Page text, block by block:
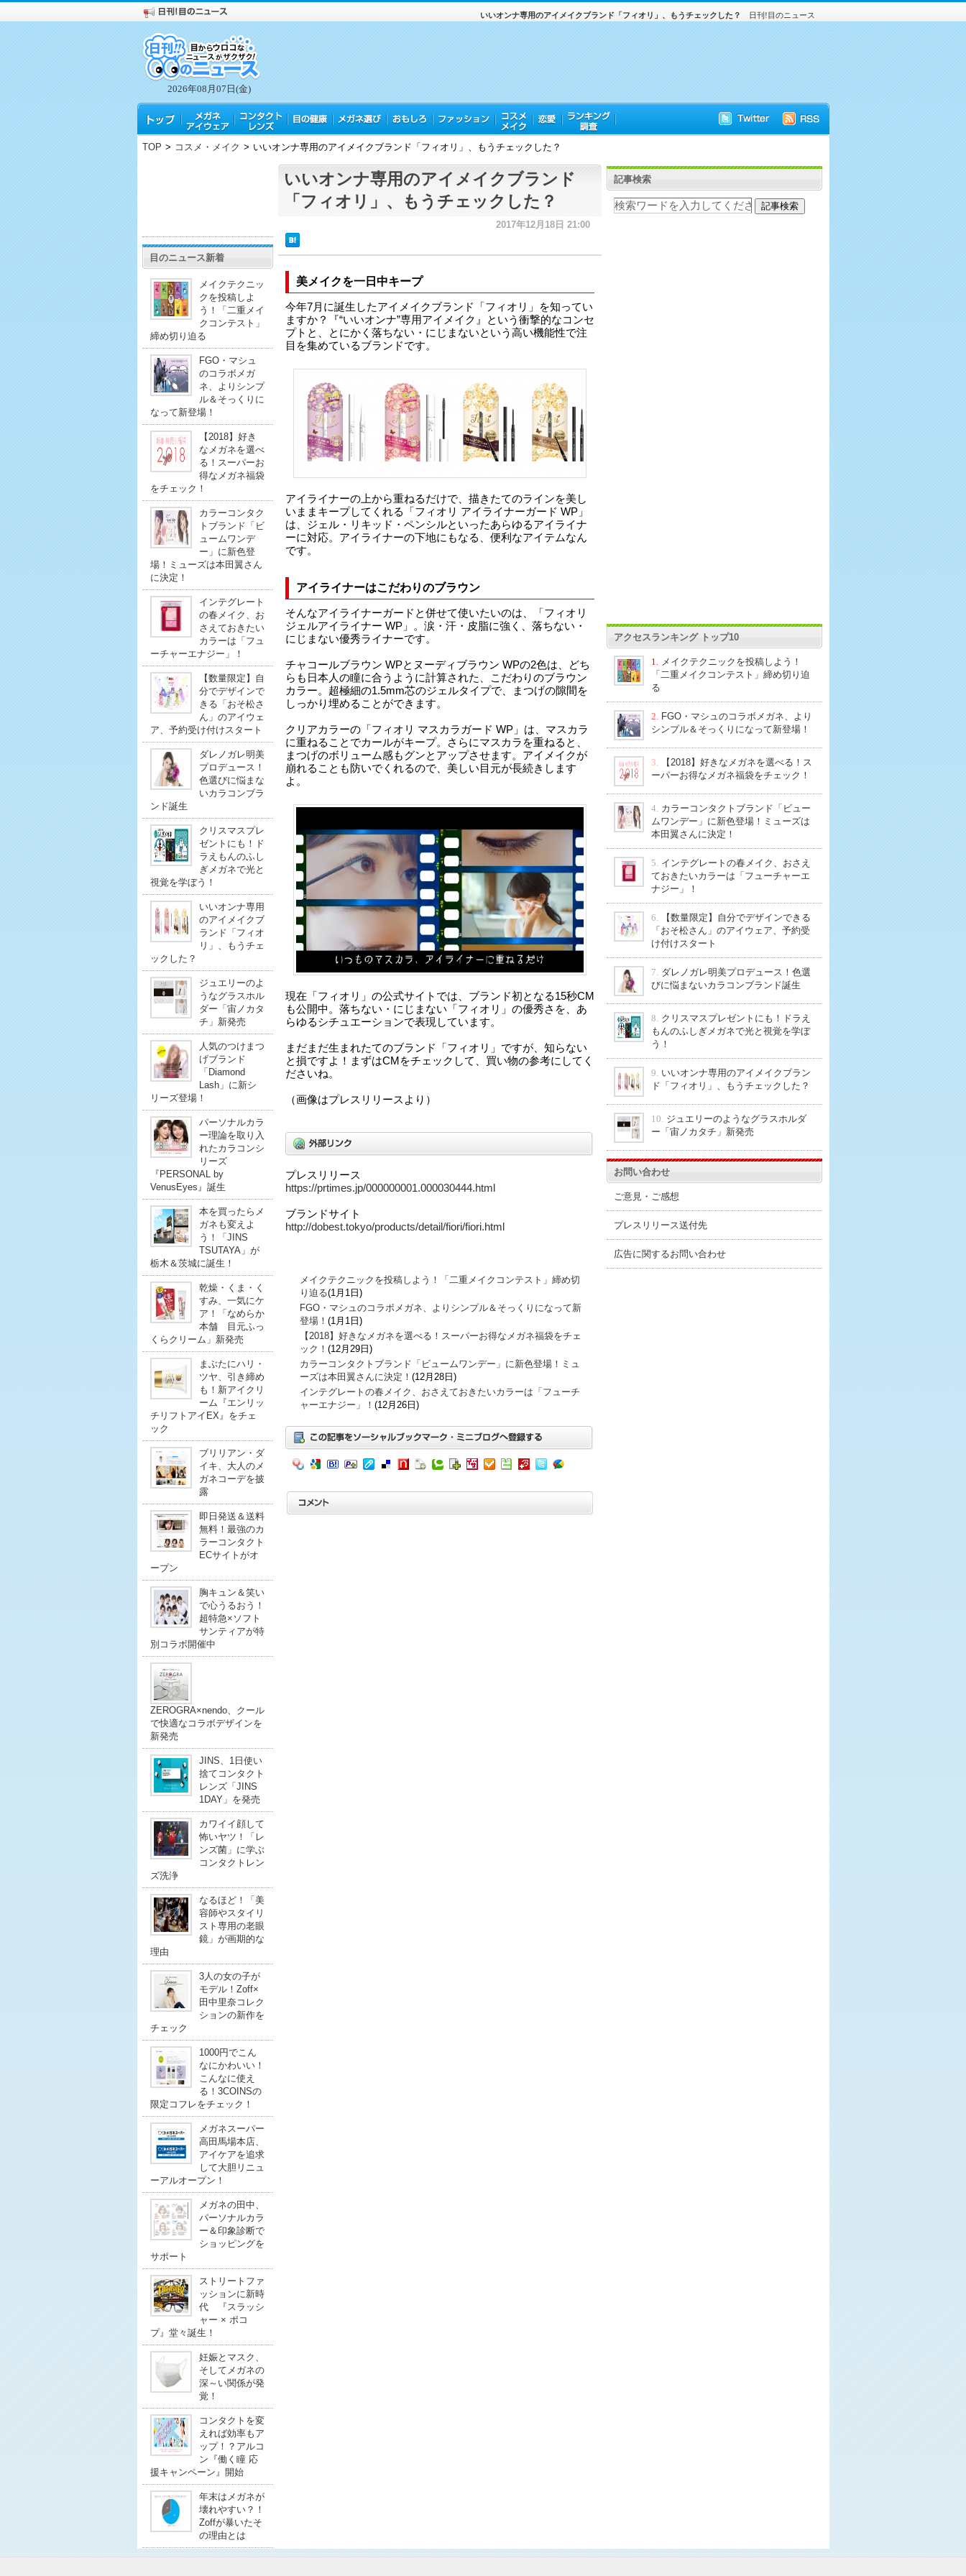
2026年08月07日(金)
日刊!目のニュース
いいオンナ専用のアイメイクブランド「フィオリ」、もうチェックした？
TOP > コスメ・メイク > いいオンナ専用のアイメイクブランド「フィオリ」、もうチェックした？
目のニュース新着
メイクテクニッ
クを投稿しよ
う！「二重メイ
クコンテスト」
締め切り迫る
FGO・マシュ
のコラボメガ
ネ、よりシンプ
ル＆そっくりに
なって新登場！
【2018】好き
なメガネを選べ
る！スーパーお
得なメガネ福袋
をチェック！
カラーコンタク
トブランド「ビ
ュームワンデ
ー」に新色登
場！ミューズは本田翼さん
に決定！
インテグレート
の春メイク、お
さえておきたい
カラーは「フュ
ーチャーエナジー」！
【数量限定】自
分でデザインで
きる「おそ松さ
ん」のアイウェ
ア、予約受け付けスタート
ダレノガレ明美
プロデュース！
色選びに悩まな
いカラコンブラ
ンド誕生
クリスマスプレ
ゼントにも！ド
ラえもんのふし
ぎメガネで光と
視覚を学ぼう！
いいオンナ専用
のアイメイクブ
ランド「フィオ
リ」、もうチェ
ックした？
ジュエリーのよ
うなグラスホル
ダー「宙ノカタ
チ」新発売
人気のつけまつ
げブランド
「Diamond
Lash」に新シ
リーズ登場！
パーソナルカラ
ー理論を取り入
れたカラコンシ
リーズ
『PERSONAL by
VenusEyes』誕生
本を買ったらメ
ガネも変えよ
う！「JINS
TSUTAYA」が
栃木＆茨城に誕生！
乾燥・くま・く
すみ、一気にケ
ア！「なめらか
本舗 目元ふっ
くらクリーム」新発売
まぶたにハリ・
ツヤ、引き締め
も！新アイクリ
ーム『エンリッ
チリフトアイEX』をチェ
ック
ブリリアン・ダ
イキ、大人のメ
ガネコーデを披
露
即日発送＆送料
無料！最強のカ
ラーコンタクト
ECサイトがオ
ープン
胸キュン＆笑い
で心うるおう！
超特急×ソフト
サンティアが特
別コラボ開催中
ZEROGRA×nendo、クール
で快適なコラボデザインを
新発売
JINS、1日使い
捨てコンタクト
レンズ「JINS
1DAY」を発売
カワイイ顔して
怖いヤツ！「レ
ンズ菌」に学ぶ
コンタクトレン
ズ洗浄
なるほど！「美
容師やスタイリ
スト専用の老眼
鏡」が画期的な
理由
3人の女の子が
モデル！Zoff×
田中里奈コレク
ションの新作を
チェック
1000円でこん
なにかわいい！
こんなに使え
る！3COINSの
限定コフレをチェック！
メガネスーパー
高田馬場本店、
アイケアを追求
して大胆リニュ
ーアルオープン！
メガネの田中、
パーソナルカラ
ー＆印象診断で
ショッピングを
サポート
ストリートファ
ッションに新時
代 『スラッシ
ャー × ポコ
プ』堂々誕生！
妊娠とマスク、
そしてメガネの
深～い関係が発
覚！
コンタクトを変
えれば効率もア
ップ！？アルコ
ン『働く瞳 応
援キャンペーン』開始
年末はメガネが
壊れやすい？！
Zoffが暴いたそ
の理由とは
いいオンナ専用のアイメイクブランド
「フィオリ」、もうチェックした？
2017年12月18日 21:00
美メイクを一日中キープ
今年7月に誕生したアイメイクブランド「フィオリ」を知ってい
ますか？『“いいオンナ”専用アイメイク』という衝撃的なコンセ
プトと、とにかく落ちない・にじまないという高い機能性で注
目を集めているブランドです。
アイライナーの上から重ねるだけで、描きたてのラインを美し
いままキープしてくれる「フィオリ アイライナーガード WP」
は、ジェル・リキッド・ペンシルといったあらゆるアイライナ
ーに対応。アイライナーの下地にもなる、便利なアイテムなん
です。
アイライナーはこだわりのブラウン
そんなアイライナーガードと併せて使いたいのは、「フィオリ
ジェルアイライナー WP」。涙・汗・皮脂に強く、落ちない・
にじまない優秀ライナーです。
チャコールブラウン WPとヌーディブラウン WPの2色は、どち
らも日本人の瞳に合うように計算された、こだわりのブラウン
カラー。超極細の1.5mm芯のジェルタイプで、まつげの隙間を
しっかり埋めることができます。
クリアカラーの「フィオリ マスカラガード WP」は、マスカラ
に重ねることでカールがキープ。さらにマスカラを重ねると、
まつげのボリューム感もグンとアップさせます。アイメイクが
崩れることも防いでくれるので、美しい目元が長続きします
よ。
現在「フィオリ」の公式サイトでは、ブランド初となる15秒CM
も公開中。落ちない・にじまない「フィオリ」の優秀さを、あ
らゆるシチュエーションで表現しています。
まだまだ生まれたてのブランド「フィオリ」ですが、知らない
と損ですよ！まずはCMをチェックして、買い物の参考にしてく
ださいね。
（画像はプレスリリースより）
プレスリリース
https://prtimes.jp/000000001.000030444.html
ブランドサイト
http://dobest.tokyo/products/detail/fiori/fiori.html
メイクテクニックを投稿しよう！「二重メイクコンテスト」締め切
り迫る(1月1日)
FGO・マシュのコラボメガネ、よりシンプル＆そっくりになって新
登場！ (1月1日)
【2018】好きなメガネを選べる！スーパーお得なメガネ福袋をチェ
ック！ (12月29日)
カラーコンタクトブランド「ビュームワンデー」に新色登場！ミュ
ーズは本田翼さんに決定！ (12月28日)
インテグレートの春メイク、おさえておきたいカラーは「フューチ
ャーエナジー」！ (12月26日)
記事検索
アクセスランキング トップ10
1.
メイクテクニックを投稿しよう！
「二重メイクコンテスト」締め切り迫
る
2. FGO・マシュのコラボメガネ、より
シンプル＆そっくりになって新登場！
3.
【2018】好きなメガネを選べる！ス
ーパーお得なメガネ福袋をチェック！
4. カラーコンタクトブランド「ビュー
ムワンデー」に新色登場！ミューズは
本田翼さんに決定！
5. インテグレートの春メイク、おさえ
ておきたいカラーは「フューチャーエ
ナジー」！
6.
【数量限定】自分でデザインできる
「おそ松さん」のアイウェア、予約受
け付けスタート
7. ダレノガレ明美プロデュース！色選
びに悩まないカラコンブランド誕生
8. クリスマスプレゼントにも！ドラえ
もんのふしぎメガネで光と視覚を学ぼ
う！
9. いいオンナ専用のアイメイクブラン
ド「フィオリ」、もうチェックした？
10. ジュエリーのようなグラスホルダ
ー「宙ノカタチ」新発売
お問い合わせ
ご意見・ご感想
プレスリリース送付先
広告に関するお問い合わせ